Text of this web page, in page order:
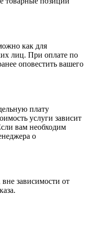
как для
лиц. При оплате по
оповестить вашего
плату
услуги зависит
вам необходим
о
зависимости от